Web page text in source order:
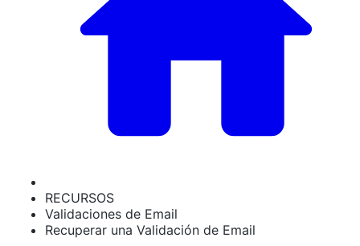
RECURSOS
Validaciones de Email
Recuperar una Validación de Email